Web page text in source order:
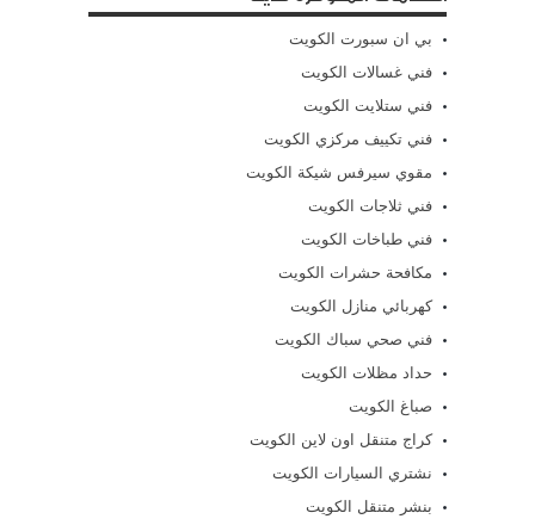
بي ان سبورت الكويت
فني غسالات الكويت
فني ستلايت الكويت
فني تكييف مركزي الكويت
مقوي سيرفس شيكة الكويت
فني ثلاجات الكويت
فني طباخات الكويت
مكافحة حشرات الكويت
كهربائي منازل الكويت
فني صحي سباك الكويت
حداد مظلات الكويت
صباغ الكويت
كراج متنقل اون لاين الكويت
نشتري السيارات الكويت
بنشر متنقل الكويت